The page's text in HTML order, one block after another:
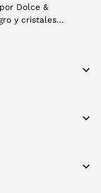
Dolce &
y cristales
buscan